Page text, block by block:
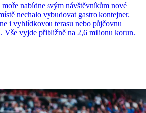
nabídne svým návštěvníkům nové
nechalo vybudovat gastro kontejner.
i vyhlídkovou terasu nebo půjčovnu
Vše vyjde přibližně na 2,6 milionu korun.